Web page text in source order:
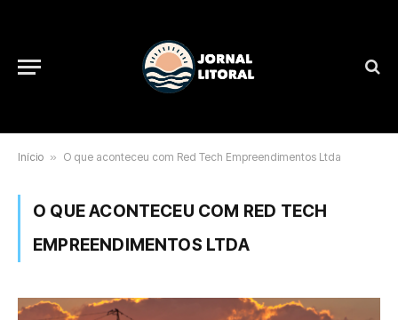
Início » O que aconteceu com Red Tech Empreendimentos Ltda
O QUE ACONTECEU COM RED TECH
EMPREENDIMENTOS LTDA